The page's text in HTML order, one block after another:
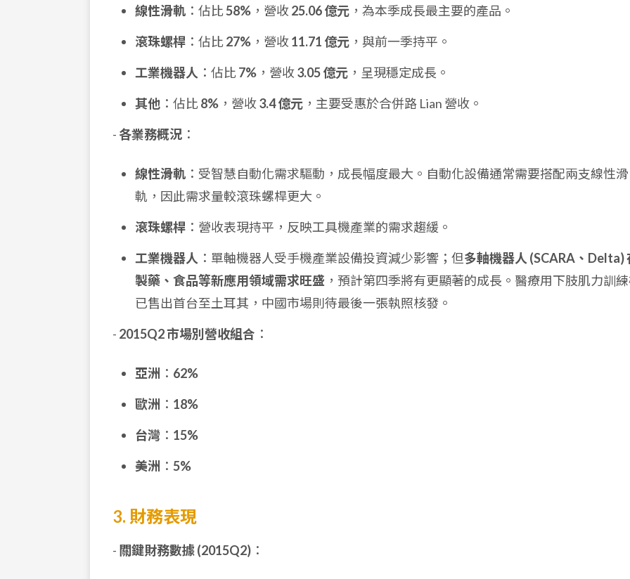
線性滑軌 ：佔比58% ，營收25.06 億元 ，為本季成長最主要的產品。
滾珠螺桿 ：佔比27% ，營收11.71 億元 ，與前一季持平。
工業機器人 ：佔比7% ，營收3.05 億元 ，呈現穩定成長。
其他 ：佔比8% ，營收3.4 億元 ，主要受惠於合併路 Lian 營收。
- 各業務概況 ：
線性滑軌 ：受智慧自動化需求驅動，成長幅度最大。自動化設備通常需要搭配兩支線性滑
軌，因此需求量較滾珠螺桿更大。
滾珠螺桿 ：營收表現持平，反映工具機產業的需求趨緩。
工業機器人 ：單軸機器人受手機產業設備投資減少影響；但多軸機器人 (SCARA、Delta)
製藥、食品等新應用領域需求旺盛 ，預計第四季將有更顯著的成長。醫療用下肢肌力訓
已售出首台至土耳其，中國市場則待最後一張執照核發。
- 2015Q2 市場別營收組合 ：
亞洲 ： 62%
歐洲 ： 18%
台灣 ： 15%
美洲 ： 5%
3. 財務表現
- 關鍵財務數據 (2015Q2) ：